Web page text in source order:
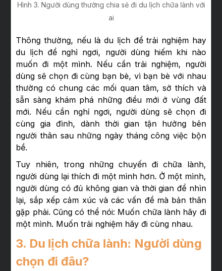
Hình 3. Người dùng thường chia sẻ đi du lịch chữa lành với
ai
Thông thường, nếu là du lịch để trải nghiệm hay
du lịch để nghỉ ngơi, người dùng hiếm khi nào
muốn đi một mình. Nếu cần trải nghiệm, người
dùng sẽ chọn đi cùng bạn bè, vì bạn bè với nhau
thường có chung các mối quan tâm, sở thích và
sẵn sàng khám phá những điều mới ở vùng đất
mới. Nếu cần nghỉ ngơi, người dùng sẽ chọn đi
cùng gia đình, dành thời gian tận hưởng bên
người thân sau những ngày tháng công việc bộn
bề.
Tuy nhiên, trong những chuyến đi chữa lành,
người dùng lại thích đi một mình hơn. Ở một mình,
người dùng có đủ không gian và thời gian để nhìn
lại, sắp xếp cảm xúc và các vấn đề mà bản thân
gặp phải. Cũng có thể nói: Muốn chữa lành hãy đi
một mình. Muốn trải nghiệm hãy đi cùng nhau.
3. Du lịch chữa lành: Người dùng
chọn đi đâu?